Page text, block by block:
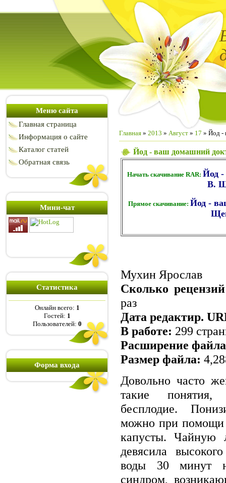
Меню сайта
Главная страница
Информация о сайте
Каталог статей
Обратная связь
Мини-чат
Статистика
Онлайн всего: 1
Гостей: 1
Пользователей: 0
Форма входа
Главная » 2013 » Август » 17 » Йод -
Йод - ваш домашний
Начать скачивание RAR: Йод
В.
Прямое скачивание: Йод -
Мухин Ярослав
Сколько
раз
Дата редактир.
В работе: 299
Расширение
Размер файла:
Довольно часто
такие
бесплодие.
можно при помощи
капусты. Чайную
девясила
воды 30 минут
синдром,